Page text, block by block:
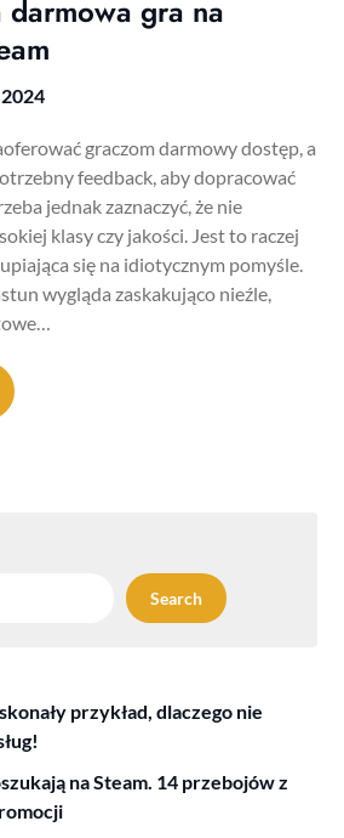
darmowa gra na
graczom darmowy dostęp, a
feedback, aby dopracować
jednak zaznaczyć, że nie
klasy czy jakości. Jest to raczej
się na idiotycznym pomyśle.
wygląda zaskakująco nieźle,
Search
przykład, dlaczego nie
na Steam. 14 przebojów z